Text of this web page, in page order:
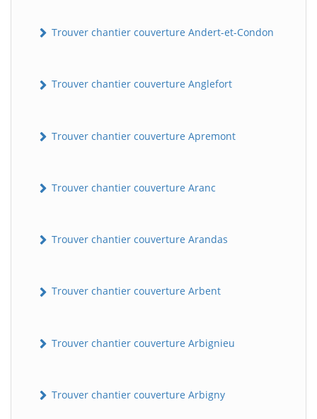
Trouver chantier couverture Andert-et-Condon
Trouver chantier couverture Anglefort
Trouver chantier couverture Apremont
Trouver chantier couverture Aranc
Trouver chantier couverture Arandas
Trouver chantier couverture Arbent
Trouver chantier couverture Arbignieu
Trouver chantier couverture Arbigny